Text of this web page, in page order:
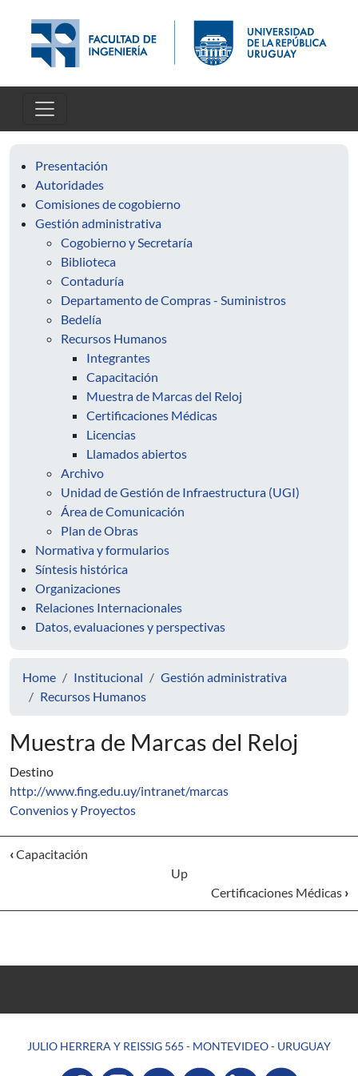
Presentación
Autoridades
Comisiones de cogobierno
Gestión administrativa
Cogobierno y Secretaría
Biblioteca
Contaduría
Departamento de Compras - Suministros
Bedelía
Recursos Humanos
Integrantes
Capacitación
Muestra de Marcas del Reloj
Certificaciones Médicas
Licencias
Llamados abiertos
Archivo
Unidad de Gestión de Infraestructura (UGI)
Área de Comunicación
Plan de Obras
Normativa y formularios
Síntesis histórica
Organizaciones
Relaciones Internacionales
Datos, evaluaciones y perspectivas
Home Institucional
Gestión administrativa
Recursos Humanos
Muestra de Marcas del Reloj
Destino
http://www.fing.edu.uy/intranet/marcas
Convenios y Proyectos
‹Capacitación
Up
Certificaciones Médicas ›
JULIO HERRERA Y REISSIG 565 - MONTEVIDEO - URUGUAY